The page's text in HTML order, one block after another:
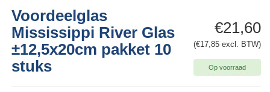
€21,60
(€17,85 excl. BTW)
Op voorraad
Voordeelglas
Mississippi River Glas
±12,5x20cm pakket 10
stuks